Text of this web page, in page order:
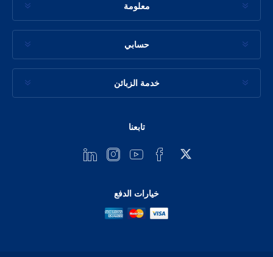
معلومة
حسابي
خدمة الزبائن
تابعنا
خيارات الدفع